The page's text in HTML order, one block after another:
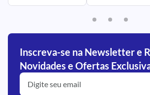
Inscreva-se na Newsletter e
Novidades e Ofertas